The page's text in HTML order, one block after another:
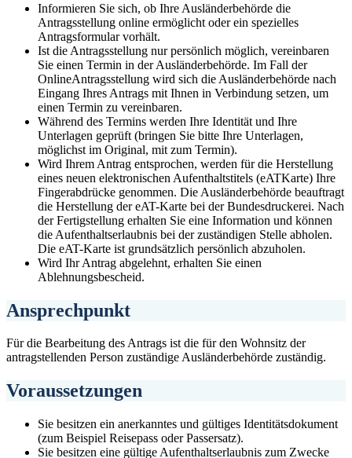
Informieren Sie sich, ob Ihre Ausländerbehörde die
Antragsstellung online ermöglicht oder ein spezielles
Antragsformular vorhält.
Ist die Antragsstellung nur persönlich möglich, vereinbaren
Sie einen Termin in der Ausländerbehörde. Im Fall der
OnlineAntragsstellung wird sich die Ausländerbehörde nach
Eingang Ihres Antrags mit Ihnen in Verbindung setzen, um
einen Termin zu vereinbaren.
Während des Termins werden Ihre Identität und Ihre
Unterlagen geprüft (bringen Sie bitte Ihre Unterlagen,
möglichst im Original, mit zum Termin).
Wird Ihrem Antrag entsprochen, werden für die Herstellung
eines neuen elektronischen Aufenthaltstitels (eATKarte) Ihre
Fingerabdrücke genommen. Die Ausländerbehörde beauftragt
die Herstellung der eAT-Karte bei der Bundesdruckerei. Nach
der Fertigstellung erhalten Sie eine Information und können
die Aufenthaltserlaubnis bei der zuständigen Stelle abholen.
Die eAT-Karte ist grundsätzlich persönlich abzuholen.
Wird Ihr Antrag abgelehnt, erhalten Sie einen
Ablehnungsbescheid.
Ansprechpunkt
Für die Bearbeitung des Antrags ist die für den Wohnsitz der
antragstellenden Person zuständige Ausländerbehörde zuständig.
Voraussetzungen
Sie besitzen ein anerkanntes und gültiges Identitätsdokument
(zum Beispiel Reisepass oder Passersatz).
Sie besitzen eine gültige Aufenthaltserlaubnis zum Zwecke